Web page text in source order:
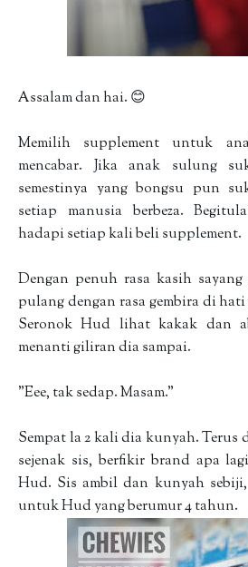
Assalam dan hai. 😊
Memilih supplement untuk
mencabar. Jika anak sulung
semestinya yang bongsu pun
setiap manusia berbeza.
hadapi setiap kali beli supplement.
Dengan penuh rasa kasih
pulang dengan rasa gembira di
Seronok Hud lihat kakak dan
menanti giliran dia sampai.
"Eee, tak sedap. Masam."
Sempat la 2 kali dia kunyah. Terus
sejenak sis, berfikir brand apa
Hud. Sis ambil dan kunyah sebiji,
untuk Hud yang berumur 4 tahun.